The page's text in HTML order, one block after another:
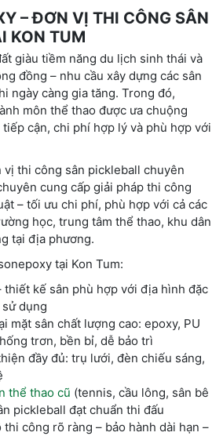
– ĐƠN VỊ THI CÔNG SÂN
KON TUM
giàu tiềm năng du lịch sinh thái và
đồng – nhu cầu xây dựng các sân
ngày càng gia tăng. Trong đó,
môn thể thao được ưa chuộng
cận, chi phí hợp lý và phù hợp với
vị thi công sân pickleball chuyên
cung cấp giải pháp thi công
– tối ưu chi phí, phù hợp với cả các
học, trung tâm thể thao, khu dân
tại địa phương.
tại Kon Tum:
thiết kế sân phù hợp với địa hình đặc
dụng
mặt sân chất lượng cao: epoxy, PU
trơn, bền bỉ, dễ bảo trì
đầy đủ: trụ lưới, đèn chiếu sáng,
thể thao cũ (tennis, cầu lông, sân bê
pickleball đạt chuẩn thi đấu
thi công rõ ràng – bảo hành dài hạn –